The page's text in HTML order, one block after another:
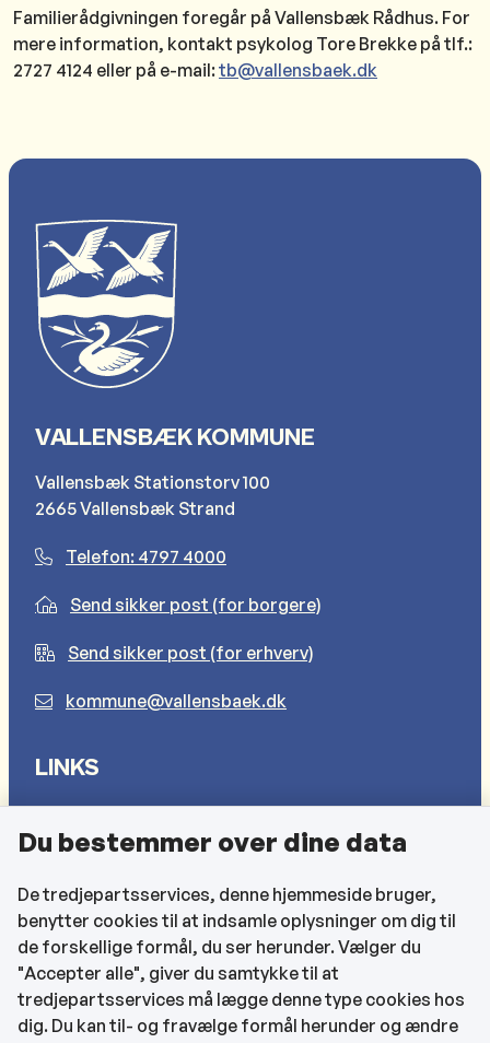
Familierådgivningen foregår på Vallensbæk Rådhus. For
mere information, kontakt psykolog Tore Brekke på tlf.:
2727 4124 eller på e-mail:tb@vallensbaek.dk
VALLENSBÆK KOMMUNE
Vallensbæk Stationstorv 100
2665 Vallensbæk Strand
Telefon: 4797 4000
Send sikker post (for borgere)
Send sikker post (for erhverv)
kommune@vallensbaek.dk
LINKS
Cookies
Find EAN-numre
CVR og bankoplysninger
Tilgængelighedserklæring
KONTAKTOPLYSNINGER
Du bestemmer over dine data
De tredjepartsservices, denne hjemmeside bruger,
benytter cookies til at indsamle oplysninger om dig til
de forskellige formål, du ser herunder. Vælger du
"Accepter alle", giver du samtykke til at
tredjepartsservices må lægge denne type cookies hos
dig. Du kan til- og fravælge formål herunder og ændre